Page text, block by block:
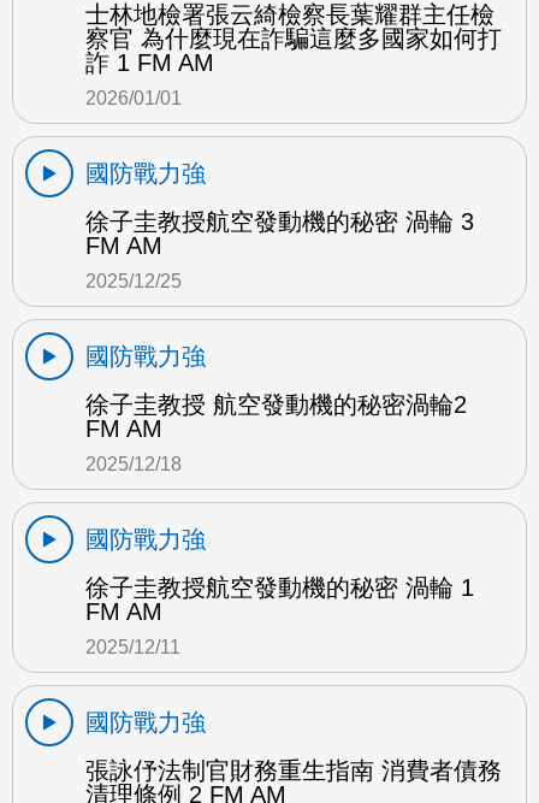
士林地檢署張云綺檢察長葉耀群主任檢
察官 為什麼現在詐騙這麼多國家如何打
詐 1 FM AM
2026/01/01
國防戰力強
徐子圭教授航空發動機的秘密 渦輪 3
FM AM
2025/12/25
國防戰力強
徐子圭教授 航空發動機的秘密渦輪2
FM AM
2025/12/18
國防戰力強
徐子圭教授航空發動機的秘密 渦輪 1
FM AM
2025/12/11
國防戰力強
張詠伃法制官財務重生指南 消費者債務
清理條例 2 FM AM